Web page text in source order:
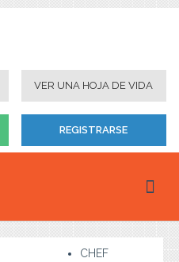
VER UNA HOJA DE VIDA
REGISTRARSE
CHEF